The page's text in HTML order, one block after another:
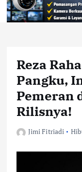
Reza
Pangku,
Pemeran
Rilisnya!
Jimi Fitriadi